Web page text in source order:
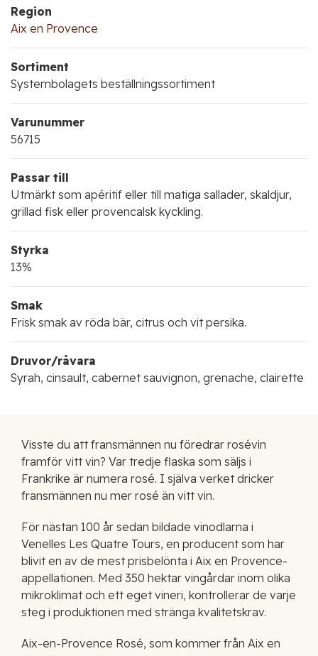
Region
Aix en Provence
Sortiment
Systembolagets beställningssortiment
Varunummer
56715
Passar till
Utmärkt som apéritif eller till matiga sallader, skaldjur,
grillad fisk eller provencalsk kyckling.
Styrka
13%
Smak
Frisk smak av röda bär, citrus och vit persika.
Druvor/råvara
Syrah, cinsault, cabernet sauvignon, grenache, clairette
Visste du att fransmännen nu föredrar rosévin
framför vitt vin? Var tredje flaska som säljs i
Frankrike är numera rosé. I själva verket dricker
fransmännen nu mer rosé än vitt vin.
För nästan 100 år sedan bildade vinodlarna i
Venelles Les Quatre Tours, en producent som har
blivit en av de mest prisbelönta i Aix en Provence-
appellationen. Med 350 hektar vingårdar inom olika
mikroklimat och ett eget vineri, kontrollerar de varje
steg i produktionen med stränga kvalitetskrav.
Aix-en-Provence Rosé, som kommer från Aix en